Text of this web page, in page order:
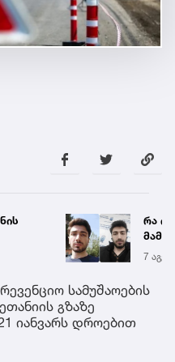
რა
საქმე
7 აგვ
სამუშაოების
გზაზე
იანვარს დროებით